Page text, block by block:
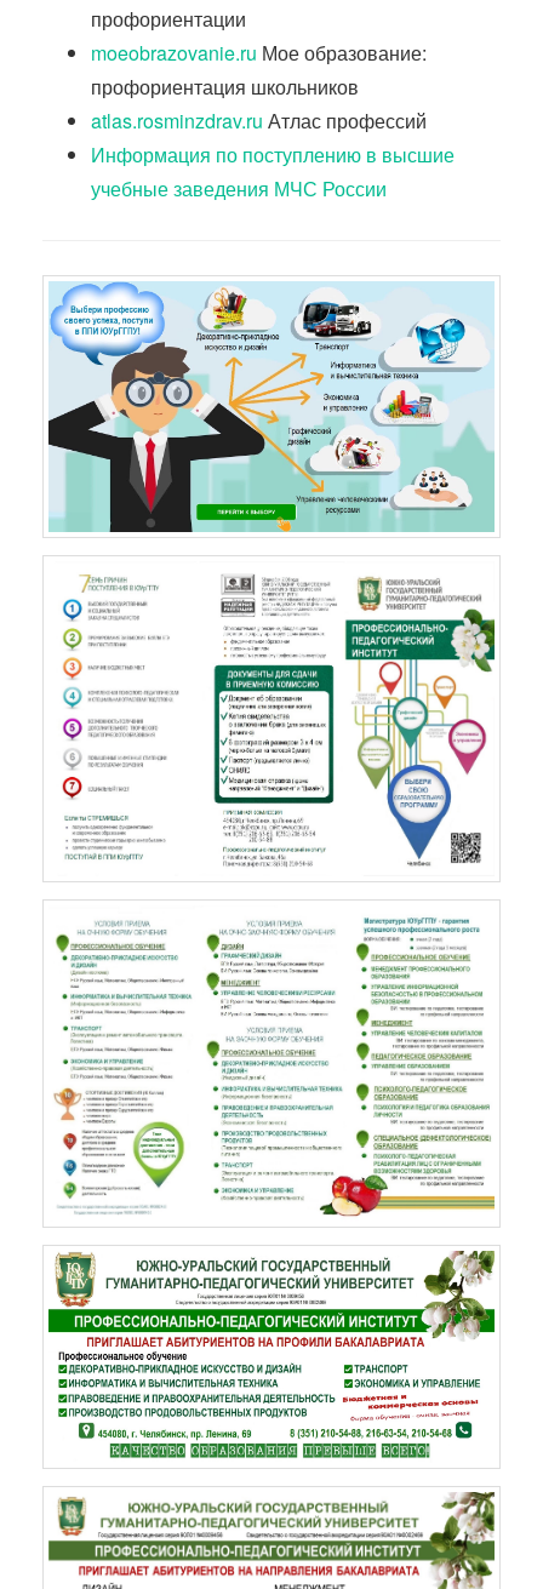
профориентации
moeobrazovanie.ru Мое образование:
профориентация школьников
atlas.rosminzdrav.ru Атлас профессий
Информация по поступлению в высшие
учебные заведения МЧС России